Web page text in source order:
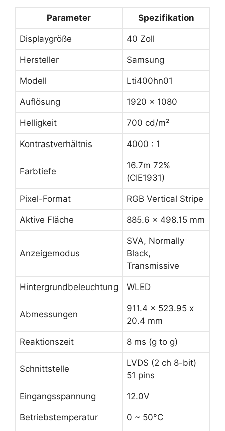
Parameter Spezifikation
Displaygröße 40 Zoll
Hersteller Samsung
Modell Lti400hn01
Auflösung 1920 x 1080
Helligkeit 700 cd/m²
Kontrastverhältnis 4000 : 1
Farbtiefe
16.7m 72%
(CIE1931)
Pixel-Format RGB Vertical Stripe
Aktive Fläche 885.6 x 498.15 mm
Anzeigemodus
SVA, Normally
Black,
Transmissive
Hintergrundbeleuchtung WLED
Abmessungen
911.4 x 523.95 x
20.4 mm
Reaktionszeit 8 ms (g to g)
Schnittstelle
LVDS (2 ch 8-bit)
51 pins
Eingangsspannung 12.0V
Betriebstemperatur 0 ~ 50°C